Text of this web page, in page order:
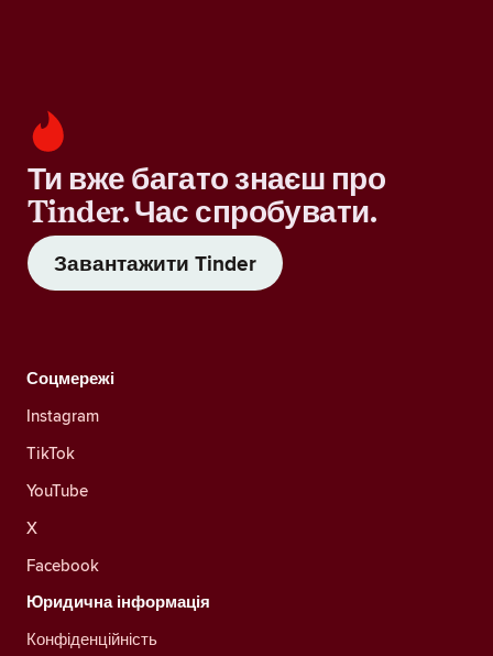
Ти вже багато знаєш про
Tinder. Час спробувати.
Завантажити Tinder
Соцмережі
Instagram
TikTok
YouTube
X
Facebook
Юридична інформація
Конфіденційність